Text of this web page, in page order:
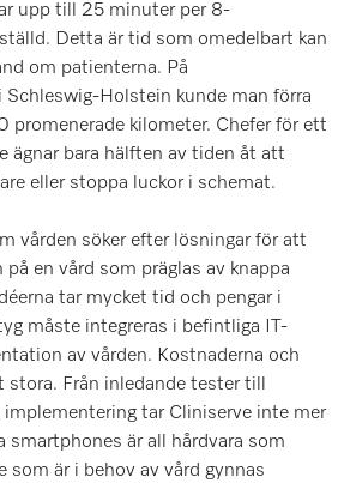
upp till 25 minuter per 8-
Detta är tid som omedelbart kan
om patienterna. På
Holstein kunde man förra
promenerade kilometer. Chefer för ett
ägnar bara hälften av tiden åt att
eller stoppa luckor i schemat.
vården söker efter lösningar för att
en vård som präglas av knappa
tar mycket tid och pengar i
måste integreras i befintliga IT-
av vården. Kostnaderna och
stora. Från inledande tester till
tar Cliniserve inte mer
smartphones är all hårdvara som
som är i behov av vård gynnas